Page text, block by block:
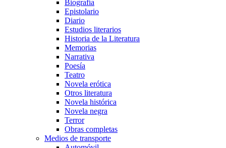
Biografía
Epistolario
Diario
Estudios literarios
Historia de la Literatura
Memorias
Narrativa
Poesía
Teatro
Novela erótica
Otros literatura
Novela histórica
Novela negra
Terror
Obras completas
Medios de transporte